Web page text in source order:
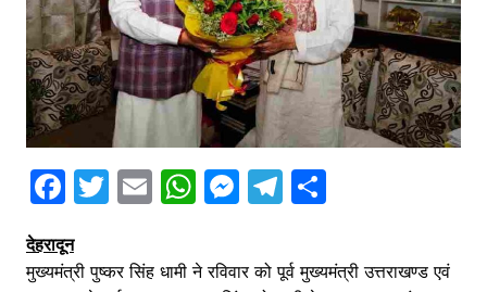
F
c
T
itt
E
ai
W
at
M
s
T
e
S
ar
देहरादून
मुख्यमंत्री पुष्कर सिंह धामी ने रविवार को पूर्व मुख्यमंत्री उत्तराखण्ड एवं